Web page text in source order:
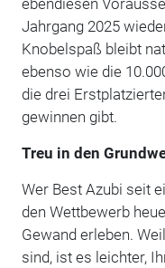
ebendiesen
Jahrgang 2025
Knobelspaß bleibt
ebenso wie die
die drei
gewinnen gibt.
Treu in den
Wer Best Azubi seit
den Wettbewerb
Gewand erleben.
sind, ist es leichter,